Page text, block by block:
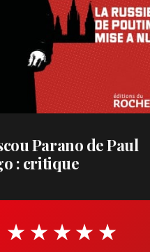
Parano de Paul
: critique
★★★★★